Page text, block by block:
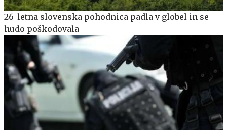
26-letna slovenska pohodnica padla v globel in se
hudo poškodovala